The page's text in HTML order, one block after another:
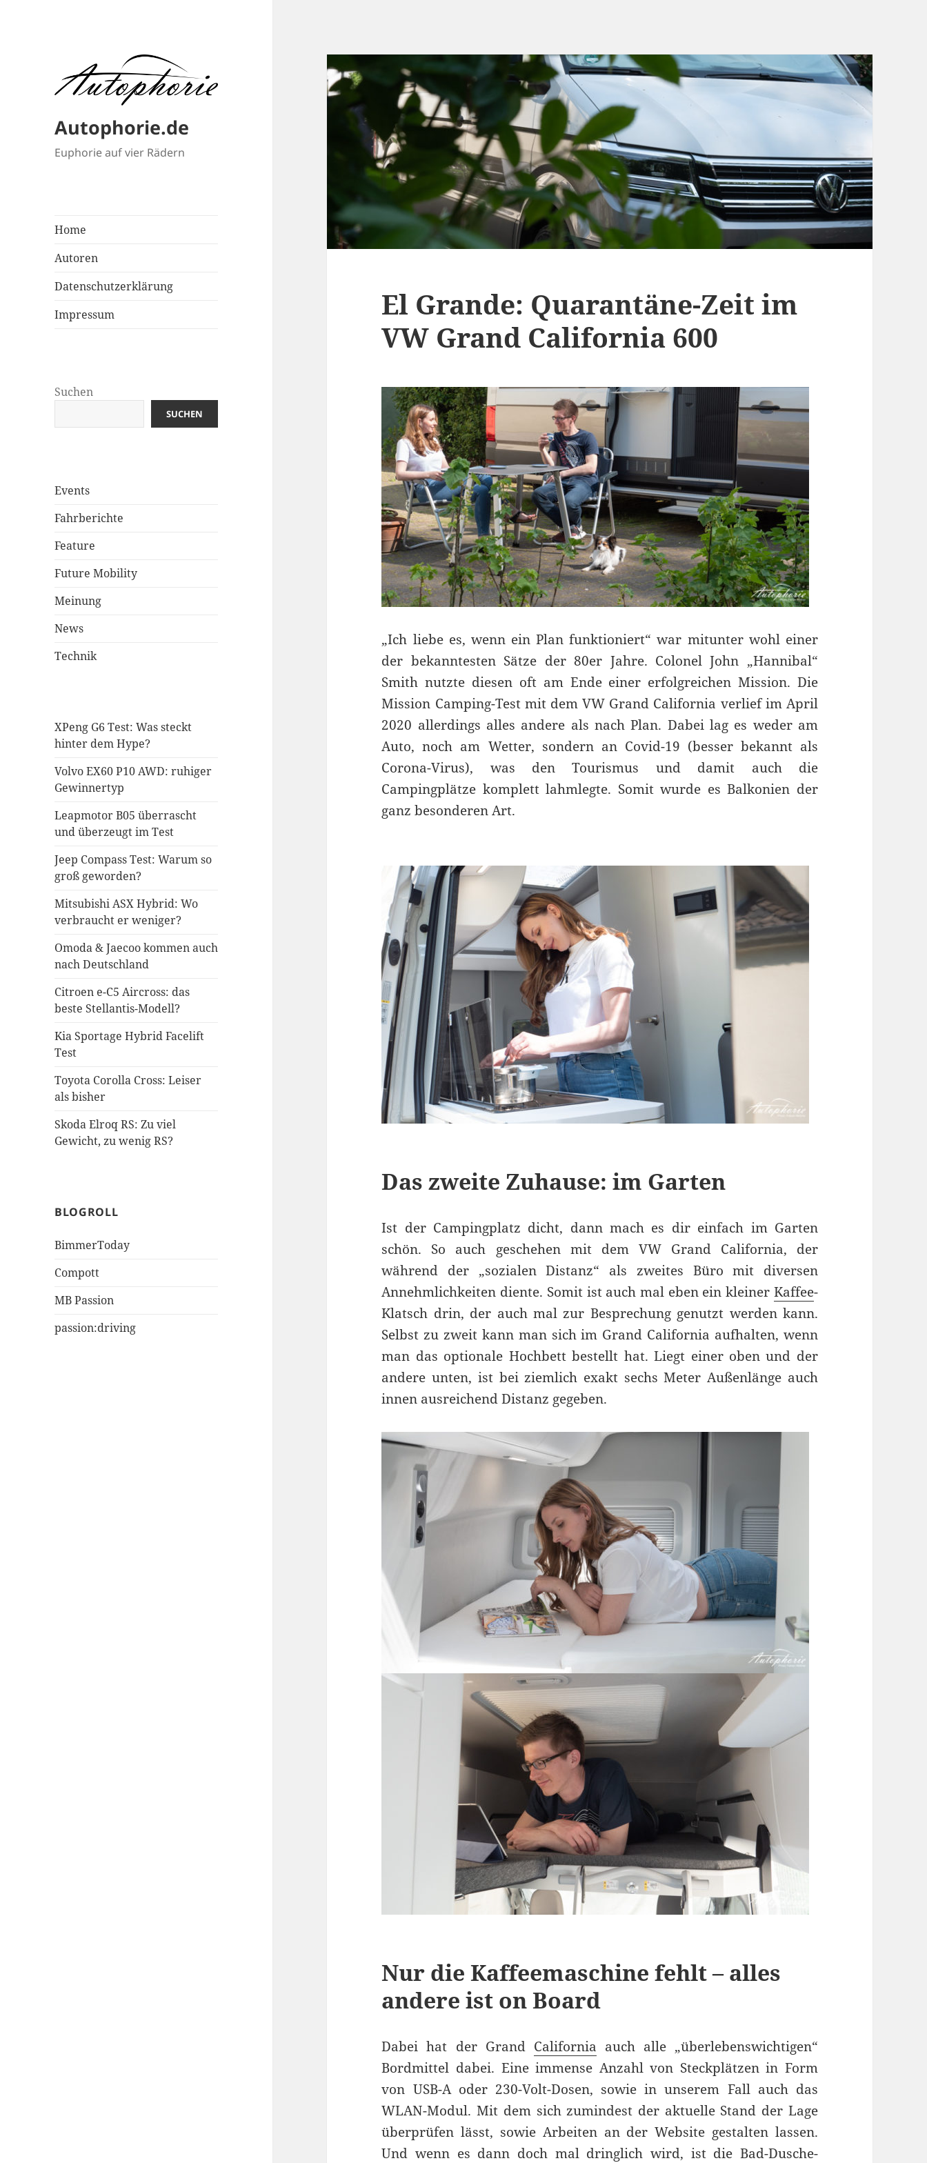
Autophorie.de
Euphorie auf vier Rädern
Home
Autoren
Datenschutzerklärung
Impressum
Suchen
SUCHEN
Events
Fahrberichte
Feature
Future Mobility
Meinung
News
Technik
XPeng G6 Test: Was steckt
hinter dem Hype?
Volvo EX60 P10 AWD: ruhiger
Gewinnertyp
Leapmotor B05 überrascht
und überzeugt im Test
Jeep Compass Test: Warum so
groß geworden?
Mitsubishi ASX Hybrid: Wo
verbraucht er weniger?
Omoda & Jaecoo kommen auch
nach Deutschland
Citroen e-C5 Aircross: das
beste Stellantis-Modell?
Kia Sportage Hybrid Facelift
Test
Toyota Corolla Cross: Leiser
als bisher
Skoda Elroq RS: Zu viel
Gewicht, zu wenig RS?
BLOGROLL
BimmerToday
Compott
MB Passion
passion:driving
El Grande: Quarantäne-Zeit im
VW Grand California 600
„Ich liebe es, wenn ein Plan funktioniert“ war mitunter wohl einer
der bekanntesten Sätze der 80er Jahre. Colonel John „Hannibal“
Smith nutzte diesen oft am Ende einer erfolgreichen Mission. Die
Mission Camping-Test mit dem VW Grand California verlief im April
2020 allerdings alles andere als nach Plan. Dabei lag es weder am
Auto, noch am Wetter, sondern an Covid-19 (besser bekannt als
Corona-Virus), was den Tourismus und damit auch die
Campingplätze komplett lahmlegte. Somit wurde es Balkonien der
ganz besonderen Art.
Das zweite Zuhause: im Garten
Ist der Campingplatz dicht, dann mach es dir einfach im Garten
schön. So auch geschehen mit dem VW Grand California, der
während der „sozialen Distanz“ als zweites Büro mit diversen
Annehmlichkeiten diente. Somit ist auch mal eben ein kleiner Kaffee-
Klatsch drin, der auch mal zur Besprechung genutzt werden kann.
Selbst zu zweit kann man sich im Grand California aufhalten, wenn
man das optionale Hochbett bestellt hat. Liegt einer oben und der
andere unten, ist bei ziemlich exakt sechs Meter Außenlänge auch
innen ausreichend Distanz gegeben.
Nur die Kaffeemaschine fehlt – alles
andere ist on Board
Dabei hat der Grand California auch alle „überlebenswichtigen“
Bordmittel dabei. Eine immense Anzahl von Steckplätzen in Form
von USB-A oder 230-Volt-Dosen, sowie in unserem Fall auch das
WLAN-Modul. Mit dem sich zumindest der aktuelle Stand der Lage
überprüfen lässt, sowie Arbeiten an der Website gestalten lassen.
Und wenn es dann doch mal dringlich wird, ist die Bad-Dusche-